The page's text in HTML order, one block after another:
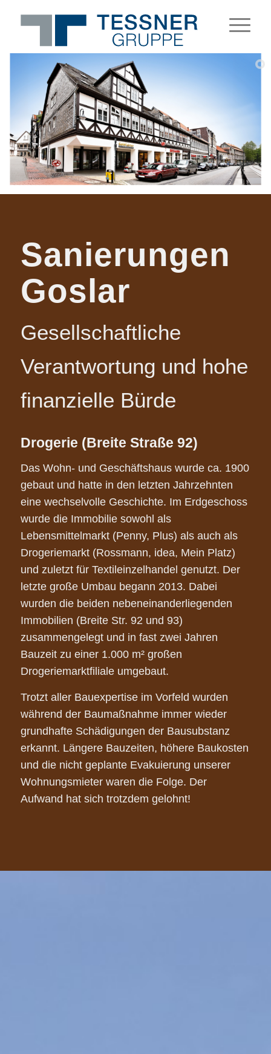
Sanie­run­gen
Goslar
Gesellschaftliche
Verantwortung und hohe
finanzielle Bürde
Drogerie (Breite Straße 92)
Das Wohn- und Geschäftshaus wurde ca. 1900
gebaut und hatte in den letzten Jahrzehnten
eine wechselvolle Geschichte. Im Erdgeschoss
wurde die Immobilie sowohl als
Lebensmittelmarkt (Penny, Plus) als auch als
Drogeriemarkt (Rossmann, idea, Mein Platz)
und zuletzt für Textileinzelhandel genutzt. Der
letzte große Umbau begann 2013. Dabei
wurden die beiden nebeneinanderliegenden
Immobilien (Breite Str. 92 und 93)
zusammengelegt und in fast zwei Jahren
Bauzeit zu einer 1.000 m² großen
Drogeriemarktfiliale umgebaut.
Trotzt aller Bauexpertise im Vorfeld wurden
während der Baumaßnahme immer wieder
grundhafte Schädigungen der Bausubstanz
erkannt. Längere Bauzeiten, höhere Baukosten
und die nicht geplante Evakuierung unserer
Wohnungsmieter waren die Folge. Der
Aufwand hat sich trotzdem gelohnt!